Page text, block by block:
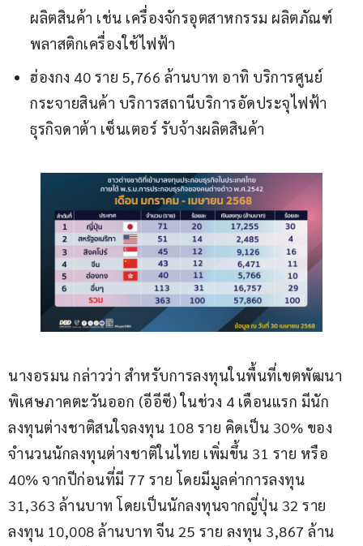
ผลิตสินค้า เช่น เครื่องจักรอุตสาหกรรม ผลิตภัณฑ์
พลาสติกเครื่องใช้ไฟฟ้า
ฮ่องกง 40 ราย 5,766 ล้านบาท อาทิ บริการศูนย์
กระจายสินค้า บริการสถานีบริการอัดประจุไฟฟ้า
ธุรกิจดาต้า เซ็นเตอร์ รับจ้างผลิตสินค้า
นางอรมน กล่าวว่า สำหรับการลงทุนในพื้นที่เขตพัฒนา
พิเศษภาคตะวันออก (อีอีซี) ในช่วง 4 เดือนแรก มีนัก
ลงทุนต่างชาติสนใจลงทุน 108 ราย คิดเป็น 30% ของ
จำนวนนักลงทุนต่างชาติในไทย เพิ่มขึ้น 31 ราย หรือ
40% จากปีก่อนที่มี 77 ราย โดยมีมูลค่าการลงทุน
31,363 ล้านบาท โดยเป็นนักลงทุนจากญี่ปุ่น 32 ราย
ลงทุน 10,008 ล้านบาท จีน 25 ราย ลงทุน 3,867 ล้าน